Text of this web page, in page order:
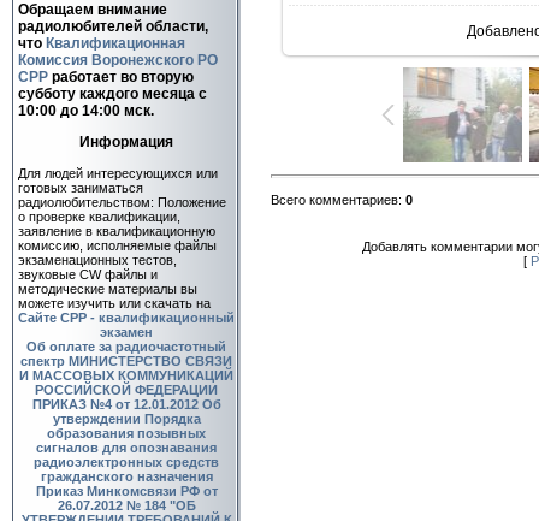
Обращаем внимание
радиолюбителей области,
что Квалификационная
Комиссия Воронежского РО
СРР работает во вторую
субботу каждого месяца c
10:00 до 14:00 мск.
Информация
Для людей интересующихся или
готовых заниматься
радиолюбительством: Положение
о проверке квалификации,
заявление в квалификационную
комиссию, исполняемые файлы
экзаменационных тестов,
звуковые CW файлы и
методические материалы вы
можете изучить или скачать на
Сайте СРР - квалификационный
экзамен
Об оплате за радиочастотный
спектр МИНИСТЕРСТВО СВЯЗИ
И МАССОВЫХ КОММУНИКАЦИЙ
РОССИЙСКОЙ ФЕДЕРАЦИИ
ПРИКАЗ №4 от 12.01.2012 Об
утверждении Порядка
образования позывных
сигналов для опознавания
радиоэлектронных средств
гражданского назначения
Приказ Минкомсвязи РФ от
26.07.2012 № 184 "ОБ
Всего комментариев: 0
Добавлять комментарии
[